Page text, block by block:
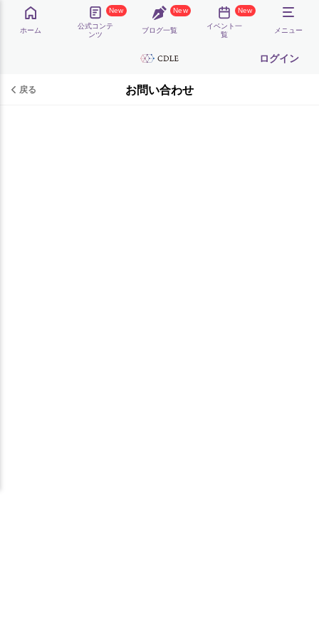
ホーム
New
公式コンテ
ンツ
New
ブログ一覧
New
イベント一
覧
メニュー
ログイン
戻る お問い合わせ